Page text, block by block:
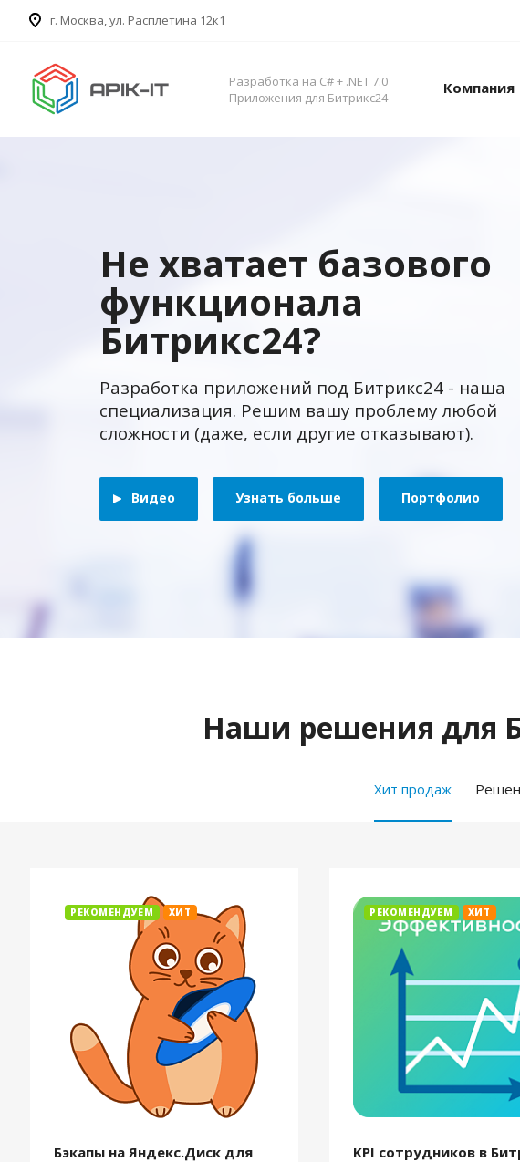
​г. Москва, ул. Расплетина 12к1
Разработка на C# + .NET 7.0
Приложения для Битрикс24
Компания
Не хватает базового
функционала
Битрикс24?
Разработка приложений под Битрикс24 - наша
специализация. Решим вашу проблему любой
сложности (даже, если другие отказывают).
Видео Узнать больше Портфолио
Наши решения для
Хит продаж
РЕКОМЕНДУЕМ ХИТ
Бэкапы на Яндекс.Диск для
РЕКОМЕНДУЕМ ХИТ
KPI сотрудников в